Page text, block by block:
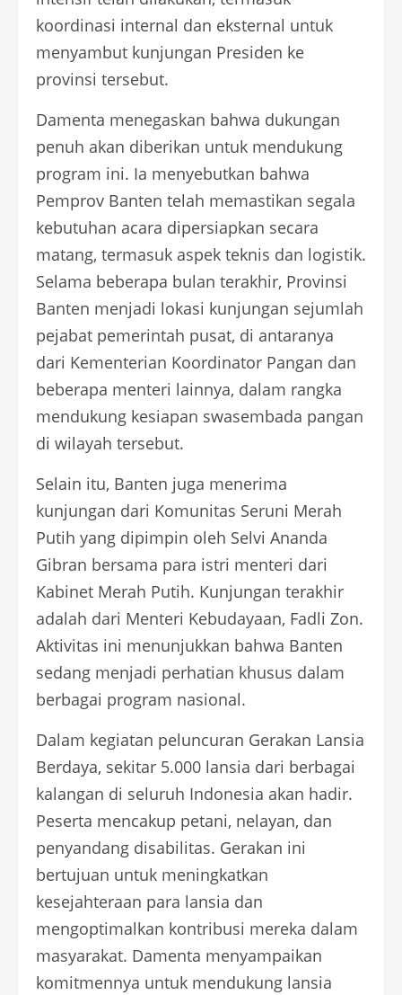
koordinasi internal dan eksternal untuk
menyambut kunjungan Presiden ke
provinsi tersebut.
Damenta menegaskan bahwa dukungan
penuh akan diberikan untuk mendukung
program ini. Ia menyebutkan bahwa
Pemprov Banten telah memastikan segala
kebutuhan acara dipersiapkan secara
matang, termasuk aspek teknis dan logistik.
Selama beberapa bulan terakhir, Provinsi
Banten menjadi lokasi kunjungan sejumlah
pejabat pemerintah pusat, di antaranya
dari Kementerian Koordinator Pangan dan
beberapa menteri lainnya, dalam rangka
mendukung kesiapan swasembada pangan
di wilayah tersebut.
Selain itu, Banten juga menerima
kunjungan dari Komunitas Seruni Merah
Putih yang dipimpin oleh Selvi Ananda
Gibran bersama para istri menteri dari
Kabinet Merah Putih. Kunjungan terakhir
adalah dari Menteri Kebudayaan, Fadli Zon.
Aktivitas ini menunjukkan bahwa Banten
sedang menjadi perhatian khusus dalam
berbagai program nasional.
Dalam kegiatan peluncuran Gerakan Lansia
Berdaya, sekitar 5.000 lansia dari berbagai
kalangan di seluruh Indonesia akan hadir.
Peserta mencakup petani, nelayan, dan
penyandang disabilitas. Gerakan ini
bertujuan untuk meningkatkan
kesejahteraan para lansia dan
mengoptimalkan kontribusi mereka dalam
masyarakat. Damenta menyampaikan
komitmennya untuk mendukung lansia